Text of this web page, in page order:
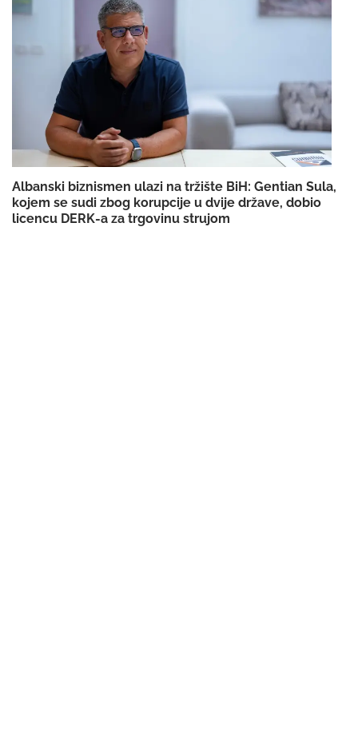
Albanski biznismen ulazi na tržište BiH: Gentian Sula,
kojem se sudi zbog korupcije u dvije države, dobio
licencu DERK-a za trgovinu strujom